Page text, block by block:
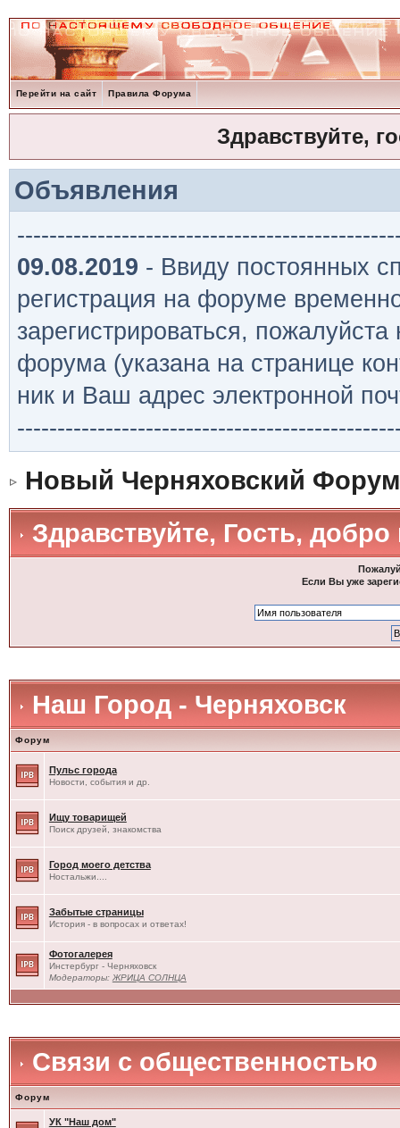
Перейти на сайт Правила Форума
Здравствуйте,
Объявления
09.08.2019 - Ввиду постоянных
регистрация на форуме
зарегистрироваться,
форума (указана на странице
ник и Ваш адрес электронной
Новый Черняховский Форум
Здравствуйте, Гость,
Если Вы уже
Наш Город - Черняховск
Форум
Пульс города
Новости, события и др.
Ищу товарищей
Поиск друзей, знакомства
Город моего детства
Ностальжи....
Забытые страницы
История - в вопросах и ответах!
Фотогалерея
Инстербург - Черняховск
Модераторы: ЖРИЦА СОЛНЦА
Связи с общественностью
Форум
УК "Наш дом"